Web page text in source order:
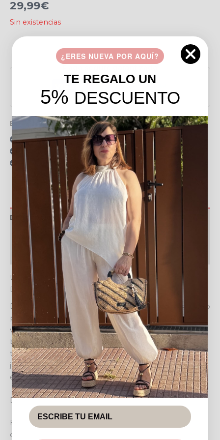
29,99€
Sin existencias
Añadir a favoritos
Envío gratis en pedidos de más de 49 €
15 días para realizar devoluciones
Resolvemos tus dudas por llamada o WhatsApp
Recogida en tienda gratis
Descripción
Valoraciones (0)
Política de devoluciones
UN TOQUE DE ESTILO Y FUNCIONALIDAD PARA TU
DÍA A DÍA
Descubre el
BOLSO ELISSA, el complemento perfecto
para la mujer moderna que busca aunar estilo,
versatilidad y practicidad en un solo accesorio. Este
bolso grande y elegante se convertirá rápidamente en
tu compañero ideal para cualquier ocasión, desde una
jornada laboral hasta una tarde de compras o un
evento casual.
Diseño elegante y detalles únicos
El diseño del Bolso Elissa destaca por su sofisticada
combinación bicolor. Su cuerpo principal, en un tono
¿ERES NUEVA POR AQUÍ?
TE REGALO UN
5% DESCUENTO